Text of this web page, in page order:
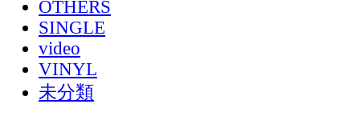
OTHERS
SINGLE
video
VINYL
未分類